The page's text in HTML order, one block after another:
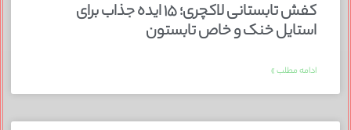
کفش تابستانی لاکچری؛ ۱۵ ایده‌ جذاب برای
استایل خنک و خاص تابستون
ادامه مطلب »